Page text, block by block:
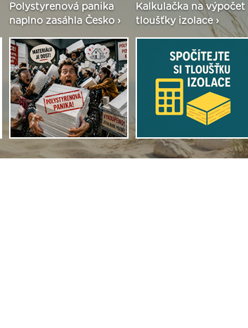
Polystyrenová panika
naplno zasáhla Česko ›
Kalkulačka na výpočet
tloušťky izolace ›